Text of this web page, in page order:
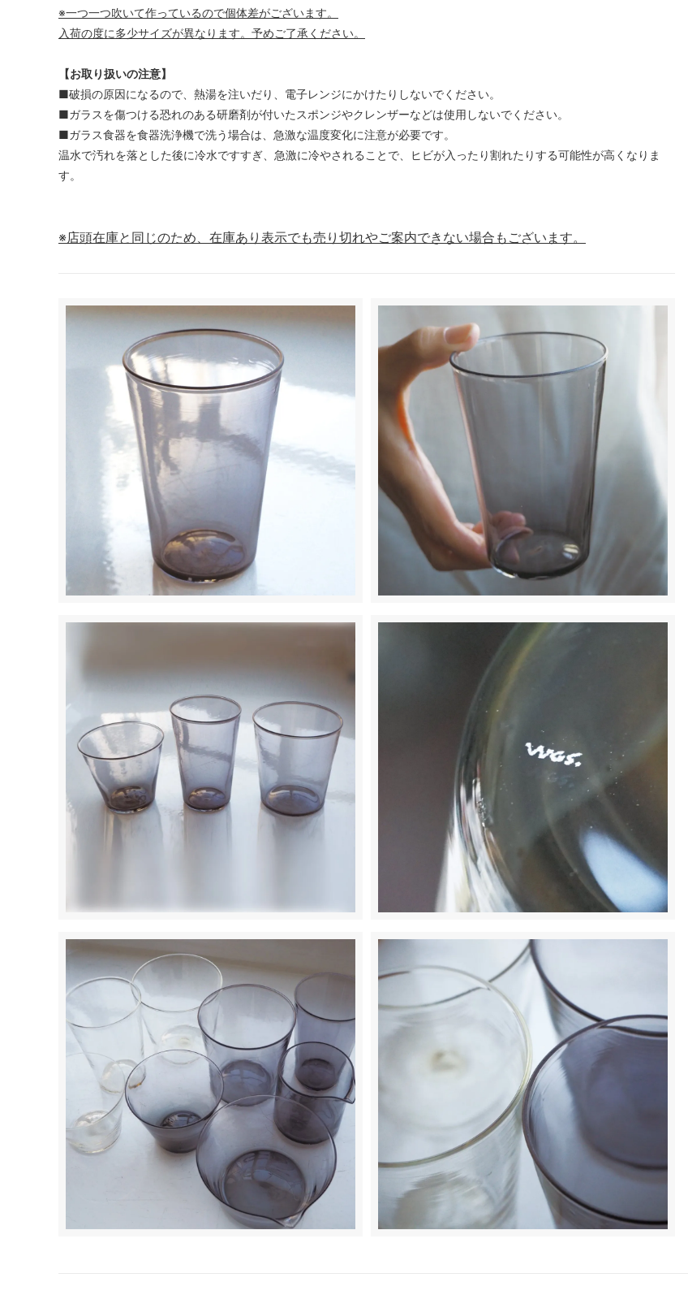
※一つ一つ吹いて作っているので個体差がございます。
入荷の度に多少サイズが異なります。予めご了承ください。
【お取り扱いの注意】
■破損の原因になるので、熱湯を注いだり、電子レンジにかけたりしないでください。
■ガラスを傷つける恐れのある研磨剤が付いたスポンジやクレンザーなどは使用しないでください。
■ガラス食器を食器洗浄機で洗う場合は、急激な温度変化に注意が必要です。
温水で汚れを落とした後に冷水ですすぎ、急激に冷やされることで、ヒビが入ったり割れたりする可能性が高くなりま
す。
※店頭在庫と同じのため、在庫あり表示でも売り切れやご案内できない場合もございます。